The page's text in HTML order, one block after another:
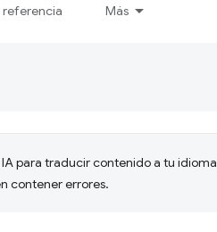
referencia Más
para traducir contenido a tu idioma
contener errores.